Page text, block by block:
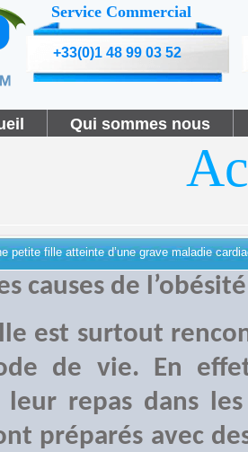
+33(0)1 48 99 03 52
Service Commercial
Qui sommes nous
petite fille atteinte d’une grave maladie
causes de l’obésité
est surtout
de vie. En
leur repas dans
préparés avec